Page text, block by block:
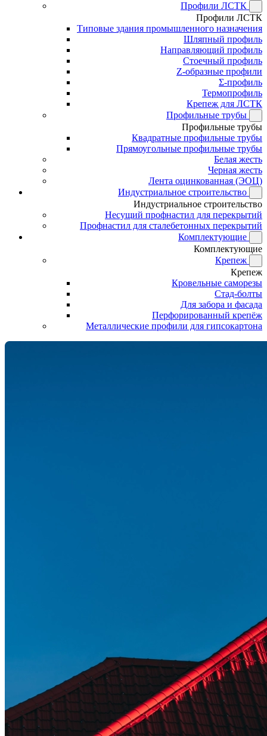
Профили ЛСТК
Профили ЛСТК
Типовые здания промышленного назначения
Шляпный профиль
Направляющий профиль
Стоечный профиль
Z-образные профили
Σ-профиль
Термопрофиль
Крепеж для ЛСТК
Профильные трубы
Профильные трубы
Квадратные профильные трубы
Прямоугольные профильные трубы
Белая жесть
Черная жесть
Лента оцинкованная (ЭОЦ)
Индустриальное строительство
Индустриальное строительство
Несущий профнастил для перекрытий
Профнастил для сталебетонных перекрытий
Комплектующие
Комплектующие
Крепеж
Крепеж
Кровельные саморезы
Стад-болты
Для забора и фасада
Перфорированный крепёж
Металлические профили для гипсокартона